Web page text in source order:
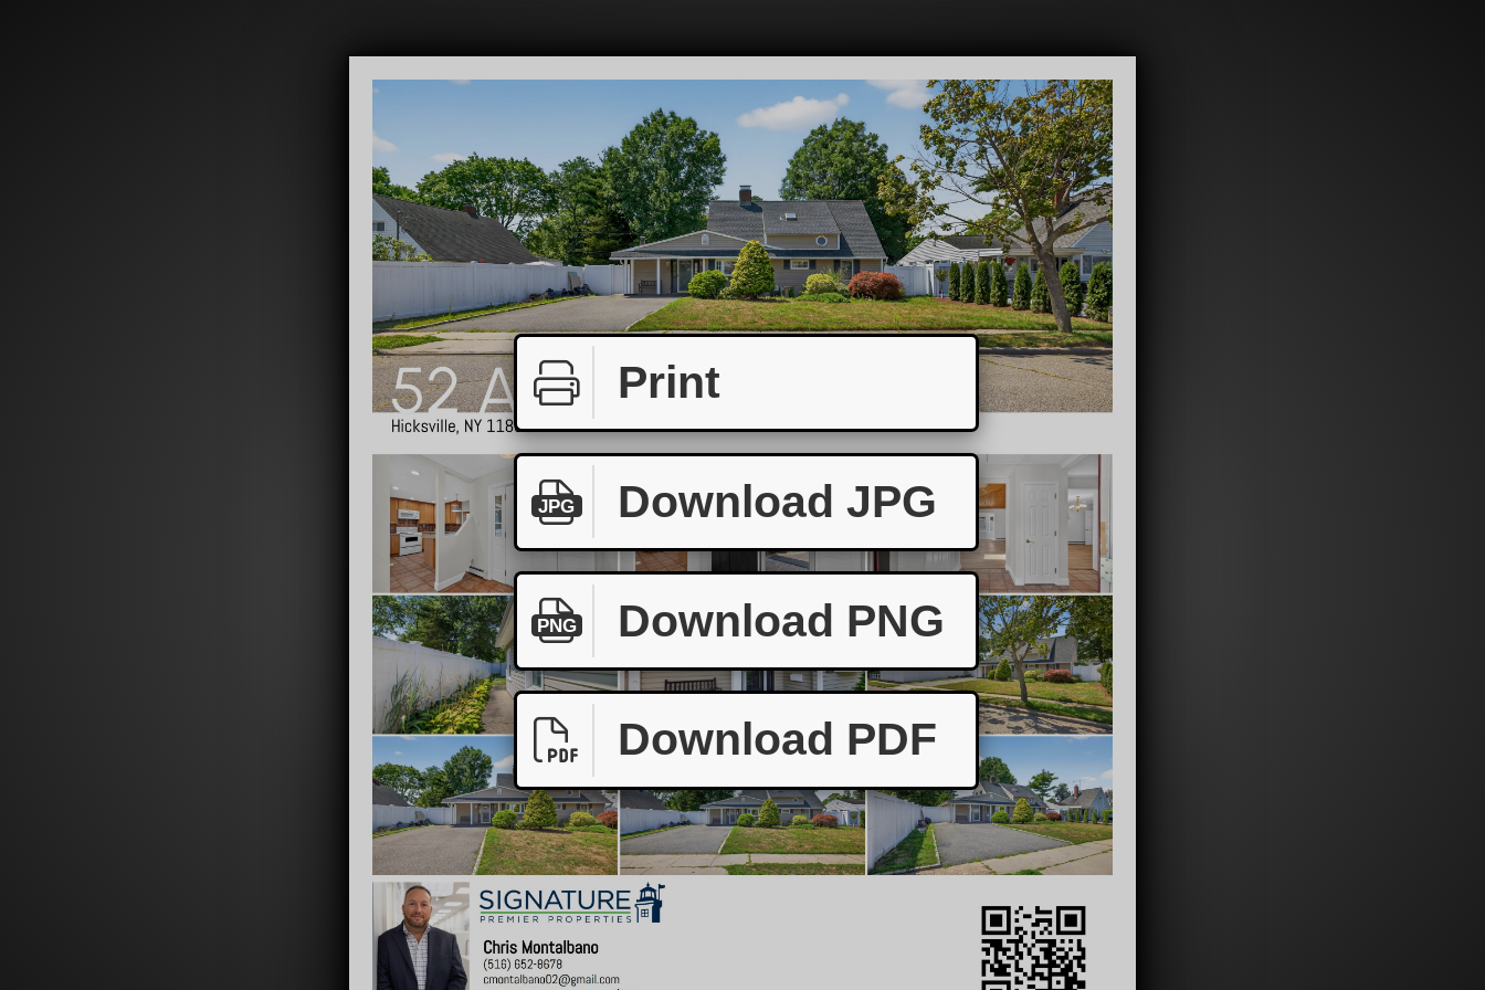
Print
JPG Download JPG
PNG Download PNG
Download PDF